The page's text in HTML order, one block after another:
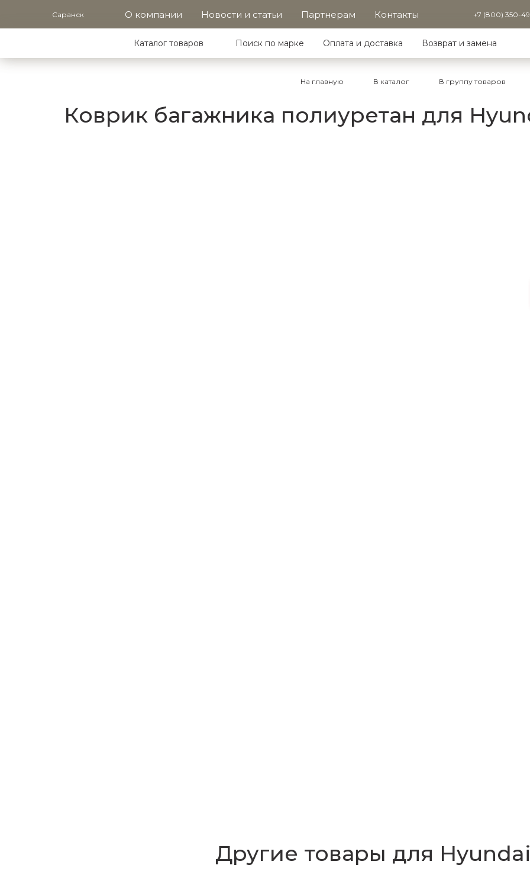
Саранск О компании Новости и статьи Партнерам Контакты +7 (800) 350-
Каталог товаров Поиск по марке Оплата и доставка Возврат и замена
На главную В каталог В группу товаров
Коврик багажника полиуретан для
Другие товары для